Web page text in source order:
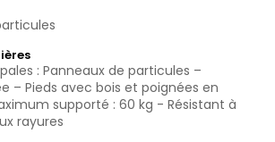
: Panneaux de particules –
– Pieds avec bois et poignées en
supporté : 60 kg - Résistant à
rayures